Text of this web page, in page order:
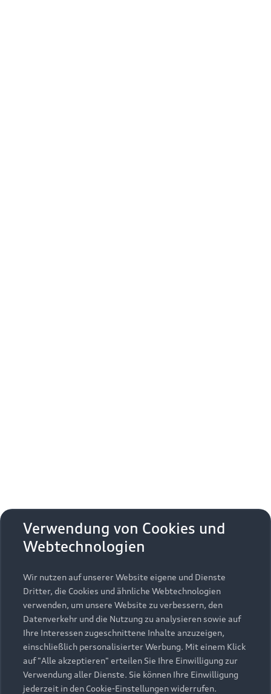
Verwendung von Cookies und
Webtechnologien
Wir nutzen auf unserer Website eigene und Dienste
Dritter, die Cookies und ähnliche Webtechnologien
verwenden, um unsere Website zu verbessern, den
Datenverkehr und die Nutzung zu analysieren sowie auf
Ihre Interessen zugeschnittene Inhalte anzuzeigen,
einschließlich personalisierter Werbung. Mit einem Klick
auf "Alle akzeptieren" erteilen Sie Ihre Einwilligung zur
Verwendung aller Dienste. Sie können Ihre Einwilligung
jederzeit in den Cookie-Einstellungen widerrufen.